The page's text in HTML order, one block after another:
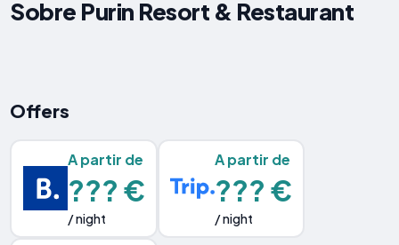
Sobre Purin Resort & Restaurant
Offers
A partir de
??? €
/ night
A partir de
??? €
/ night